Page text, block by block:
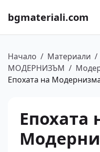
bgmateriali.com
Начало / Материали /
МОДЕРНИЗЪМ /
Епохата на
Епохата